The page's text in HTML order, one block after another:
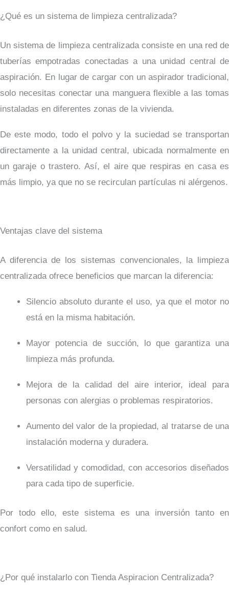
¿Qué es un sistema de limpieza centralizada?
Un sistema de limpieza centralizada consiste en una red de
tuberías empotradas conectadas a una unidad central de
aspiración. En lugar de cargar con un aspirador tradicional,
solo necesitas conectar una manguera flexible a las tomas
instaladas en diferentes zonas de la vivienda.
De este modo, todo el polvo y la suciedad se transportan
directamente a la unidad central, ubicada normalmente en
un garaje o trastero. Así, el aire que respiras en casa es
más limpio, ya que no se recirculan partículas ni alérgenos.
Ventajas clave del sistema
A diferencia de los sistemas convencionales, la limpieza
centralizada ofrece beneficios que marcan la diferencia:
Silencio absoluto durante el uso, ya que el motor no
está en la misma habitación.
Mayor potencia de succión, lo que garantiza una
limpieza más profunda.
Mejora de la calidad del aire interior, ideal para
personas con alergias o problemas respiratorios.
Aumento del valor de la propiedad, al tratarse de una
instalación moderna y duradera.
Versatilidad y comodidad, con accesorios diseñados
para cada tipo de superficie.
Por todo ello, este sistema es una inversión tanto en
confort como en salud.
¿Por qué instalarlo con Tienda Aspiracion Centralizada?